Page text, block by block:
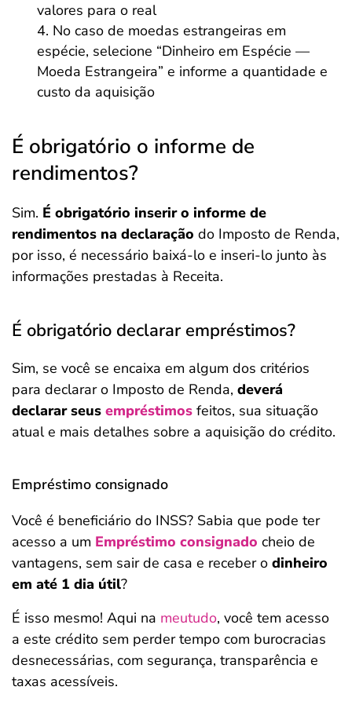
valores para o real
No caso de moedas estrangeiras em
espécie, selecione “Dinheiro em Espécie —
Moeda Estrangeira” e informe a quantidade e
custo da aquisição
É obrigatório o informe de
rendimentos?
Sim. É obrigatório inserir o informe de
rendimentos na declaração do Imposto de Renda,
por isso, é necessário baixá-lo e inseri-lo junto às
informações prestadas à Receita.
É obrigatório declarar empréstimos?
Sim, se você se encaixa em algum dos critérios
para declarar o Imposto de Renda, deverá
declarar seus empréstimos feitos, sua situação
atual e mais detalhes sobre a aquisição do crédito.
Empréstimo consignado
Você é beneficiário do INSS? Sabia que pode ter
acesso a um Empréstimo consignado cheio de
vantagens, sem sair de casa e receber o dinheiro
em até 1 dia útil?
É isso mesmo! Aqui na meutudo, você tem acesso
a este crédito sem perder tempo com burocracias
desnecessárias, com segurança, transparência e
taxas acessíveis.